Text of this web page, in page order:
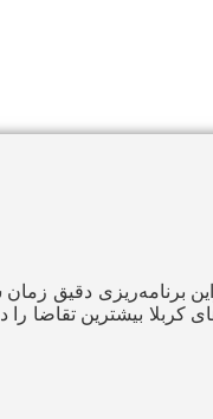
برنامه‌ریزی دقیق
بیشترین تقاضا